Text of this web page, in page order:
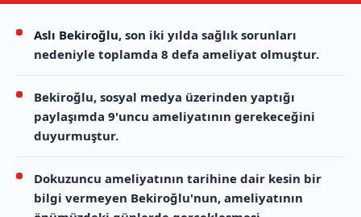
Aslı Bekiroğlu, son iki yılda sağlık sorunları
nedeniyle toplamda 8 defa ameliyat olmuştur.
Bekiroğlu, sosyal medya üzerinden yaptığı
paylaşımda 9'uncu ameliyatının gerekeceğini
duyurmuştur.
Dokuzuncu ameliyatının tarihine dair kesin bir
bilgi vermeyen Bekiroğlu'nun, ameliyatının